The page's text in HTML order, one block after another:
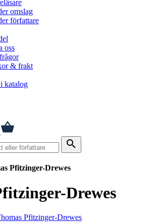
omslag
författare
oss
& frakt
katalog
search
Pfitzinger-Drewes
Drewes